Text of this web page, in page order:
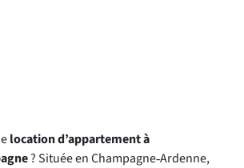
location d’appartement à
? Située en Champagne‑Ardenne,